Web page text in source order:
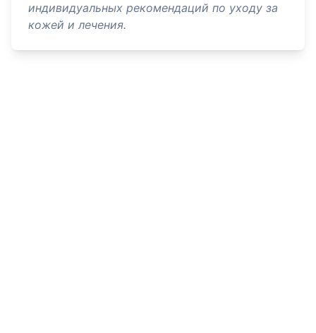
индивидуальных рекомендаций по уходу за
кожей и лечения.